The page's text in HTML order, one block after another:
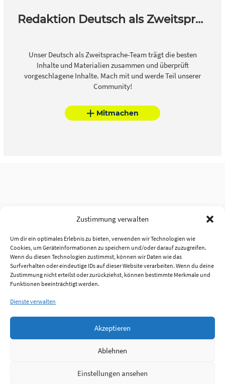
Zustimmung verwalten
Um dir ein optimales Erlebnis zu bieten, verwenden wir Technologien wie
Cookies, um Geräteinformationen zu speichern und/oder darauf zuzugreifen.
Wenn du diesen Technologien zustimmst, können wir Daten wie das
Surfverhalten oder eindeutige IDs auf dieser Website verarbeiten. Wenn du deine
Zustimmung nicht erteilst oder zurückziehst, können bestimmte Merkmale und
Funktionen beeinträchtigt werden.
Dienste verwalten
Akzeptieren
Ablehnen
Einstellungen ansehen
Redaktion Deutsch als Zweitsprache
Unser Deutsch als Zweitsprache-Team trägt die besten
Inhalte und Materialien zusammen und überprüft
vorgeschlagene Inhalte. Mach mit und werde Teil unserer
Community!
Mitmachen
Anmelden